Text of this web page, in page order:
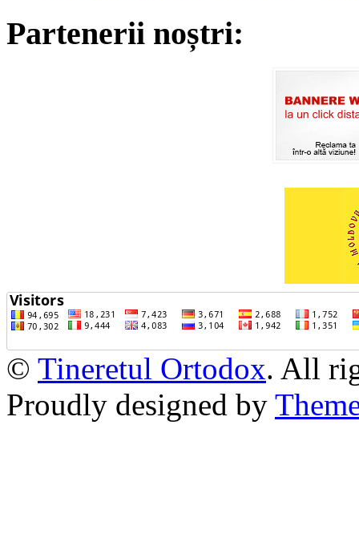
Partenerii noștri:
© Tineretul Ortodox. All
Proudly designed by